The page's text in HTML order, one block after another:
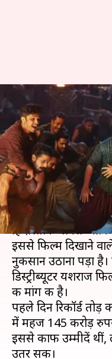
बॉक्स ऑफिस
'ठग्स ऑफ
मालिक मांग
लेखन प्रमोद कुमार Nov 22, 2018
क्या है खबर?
आमिर खान और
हिंदोस्तान' बॉक्स
इससे फिल्म दिखाने
नुकसान उठाना पड़ा
डिस्ट्रीब्यूटर यशराज
की मांग की है।
पहले दिन रिकॉर्ड
में महज 145 करोड़
इससे काफी उम्मीदें